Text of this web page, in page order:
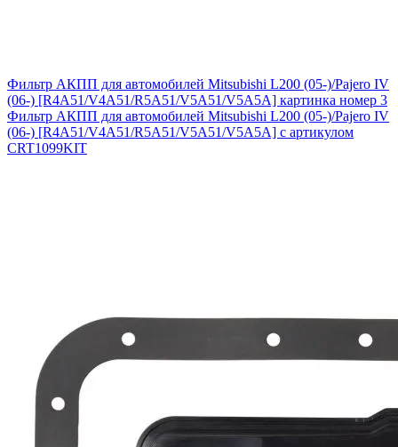
Фильтр АКПП для автомобилей Mitsubishi L200 (05-)/Pajero IV
(06-) [R4A51/V4A51/R5A51/V5A51/V5A5A] картинка номер 3
Фильтр АКПП для автомобилей Mitsubishi L200 (05-)/Pajero IV
(06-) [R4A51/V4A51/R5A51/V5A51/V5A5A] с артикулом
CRT1099KIT